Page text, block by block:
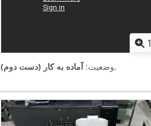
1
وضعیت: آماده به کار (دست دوم) ,